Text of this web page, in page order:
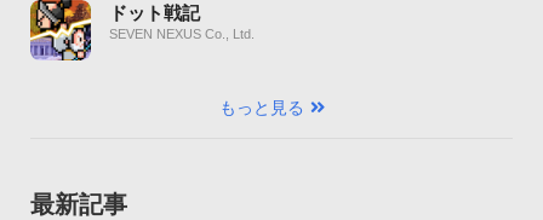
ドット戦記
SEVEN NEXUS Co., Ltd.
もっと見る
最新記事